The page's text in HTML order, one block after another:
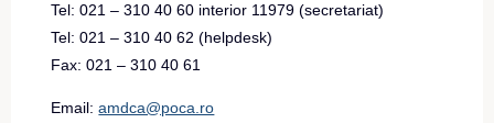
Tel: 021 – 310 40 60 interior 11979 (secretariat)
Tel: 021 – 310 40 62 (helpdesk)
Fax: 021 – 310 40 61
Email:amdca@poca.ro